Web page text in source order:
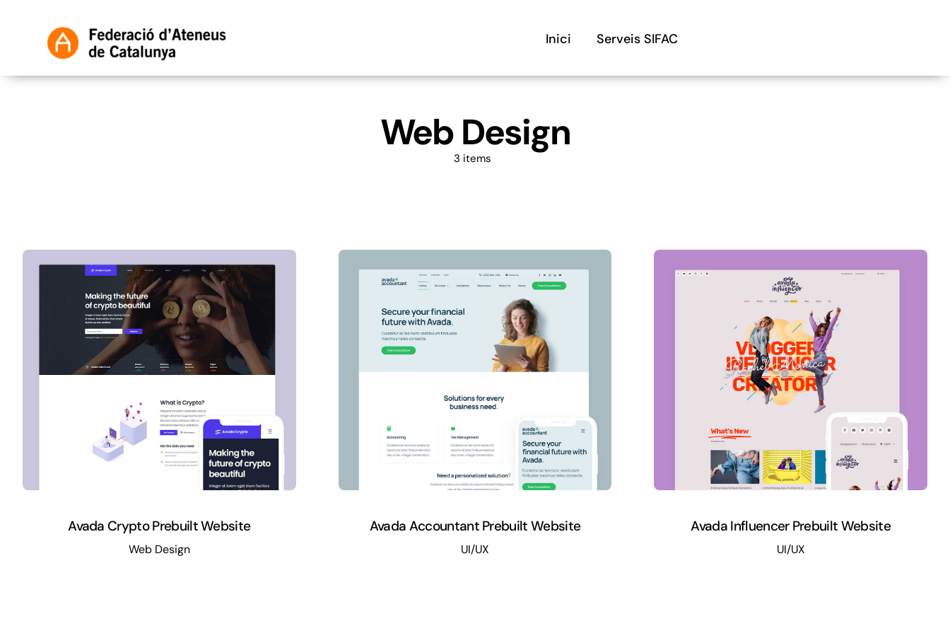
content
Inici Serveis SIFAC
Web Design
3 items
Avada Crypto Prebuilt Website
Web Design
Avada Accountant Prebuilt Website
UI/UX
Avada Influencer Prebuilt Website
UI/UX